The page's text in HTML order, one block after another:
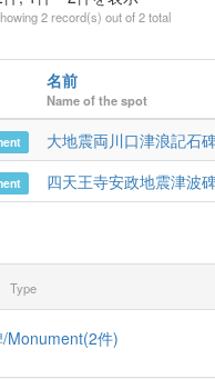
2 record(s) out of 2 total
名前
Name of the spot
大地震両川口津浪記石
四天王寺安政地震津波
Type
Monument(2件)